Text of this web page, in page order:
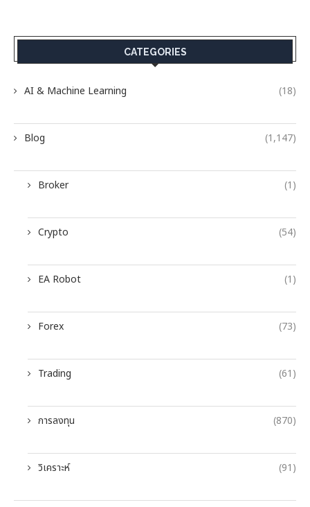
CATEGORIES
AI & Machine Learning (18)
Blog (1,147)
Broker (1)
Crypto (54)
EA Robot (1)
Forex (73)
Trading (61)
การลงทุน (870)
วิเคราะห์ (91)